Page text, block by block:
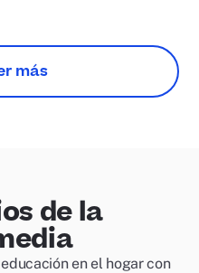
más
de la
en el hogar con